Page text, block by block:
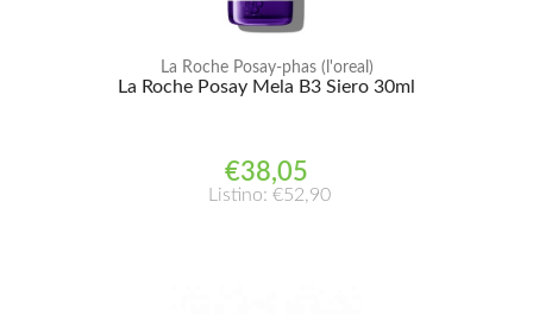
La Roche Posay-phas (l'oreal)
La Roche Posay Mela B3 Siero 30ml
€38,05
Listino: €52,90